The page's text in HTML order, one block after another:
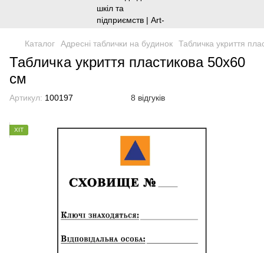
Каталог Адресні таблички на будинок Табличка укриття
Табличка укриття пластикова 50х60
см
Артикул: 100197 8 відгуків
ХІТ